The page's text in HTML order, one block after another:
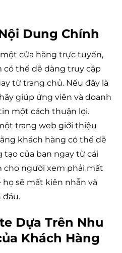
Dung Chính
cửa hàng trực tuyến,
có thể dễ dàng truy cập
từ trang chủ. Nếu đây là
giúp ứng viên và doanh
một cách thuận lợi.
trang web giới thiệu
khách hàng có thể dễ
của bạn ngay từ cái
người xem phải mất
sẽ mất kiên nhẫn và
đầu.
Dựa Trên Nhu
Khách Hàng